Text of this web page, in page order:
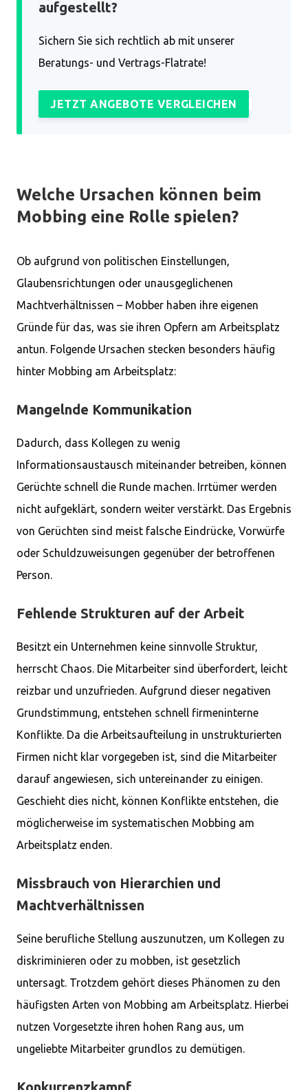
aufgestellt?
Sichern Sie sich rechtlich ab mit unserer
Beratungs- und Vertrags-Flatrate!
JETZT ANGEBOTE VERGLEICHEN
Welche Ursachen können beim
Mobbing eine Rolle spielen?
Ob aufgrund von politischen Einstellungen,
Glaubensrichtungen oder unausgeglichenen
Machtverhältnissen – Mobber haben ihre eigenen
Gründe für das, was sie ihren Opfern am Arbeitsplatz
antun. Folgende Ursachen stecken besonders häufig
hinter Mobbing am Arbeitsplatz:
Mangelnde Kommunikation
Dadurch, dass Kollegen zu wenig
Informationsaustausch miteinander betreiben, können
Gerüchte schnell die Runde machen. Irrtümer werden
nicht aufgeklärt, sondern weiter verstärkt. Das Ergebnis
von Gerüchten sind meist falsche Eindrücke, Vorwürfe
oder Schuldzuweisungen gegenüber der betroffenen
Person.
Fehlende Strukturen auf der Arbeit
Besitzt ein Unternehmen keine sinnvolle Struktur,
herrscht Chaos. Die Mitarbeiter sind überfordert, leicht
reizbar und unzufrieden. Aufgrund dieser negativen
Grundstimmung, entstehen schnell firmeninterne
Konflikte. Da die Arbeitsaufteilung in unstrukturierten
Firmen nicht klar vorgegeben ist, sind die Mitarbeiter
darauf angewiesen, sich untereinander zu einigen.
Geschieht dies nicht, können Konflikte entstehen, die
möglicherweise im systematischen Mobbing am
Arbeitsplatz enden.
Missbrauch von Hierarchien und
Machtverhältnissen
Seine berufliche Stellung auszunutzen, um Kollegen zu
diskriminieren oder zu mobben, ist gesetzlich
untersagt. Trotzdem gehört dieses Phänomen zu den
häufigsten Arten von Mobbing am Arbeitsplatz. Hierbei
nutzen Vorgesetzte ihren hohen Rang aus, um
ungeliebte Mitarbeiter grundlos zu demütigen.